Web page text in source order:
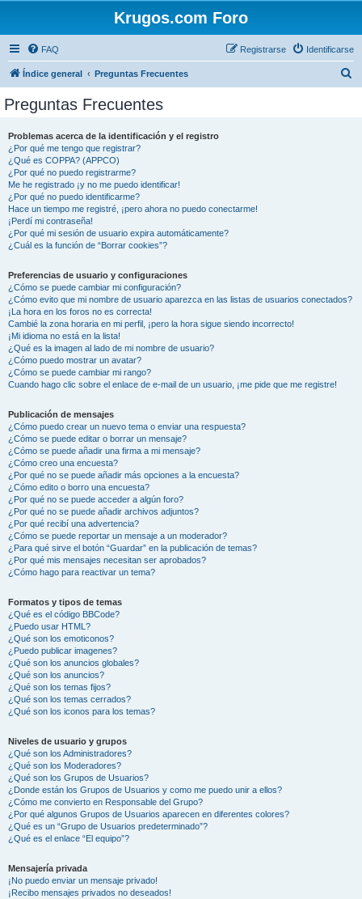
Krugos.com Foro
FAQ Identificarse
Registrarse
Índice general Preguntas Frecuentes
Preguntas Frecuentes
Problemas acerca de la identificación y el registro
¿Por qué me tengo que registrar?
¿Qué es COPPA? (APPCO)
¿Por qué no puedo registrarme?
Me he registrado ¡y no me puedo identificar!
¿Por qué no puedo identificarme?
Hace un tiempo me registré, ¡pero ahora no puedo conectarme!
¡Perdí mi contraseña!
¿Por qué mi sesión de usuario expira automáticamente?
¿Cuál es la función de “Borrar cookies”?
Preferencias de usuario y configuraciones
¿Cómo se puede cambiar mi configuración?
¿Cómo evito que mi nombre de usuario aparezca en las listas de usuarios conectados?
¡La hora en los foros no es correcta!
Cambié la zona horaria en mi perfil, ¡pero la hora sigue siendo incorrecto!
¡Mi idioma no está en la lista!
¿Qué es la imagen al lado de mi nombre de usuario?
¿Cómo puedo mostrar un avatar?
¿Cómo se puede cambiar mi rango?
Cuando hago clic sobre el enlace de e-mail de un usuario, ¡me pide que me registre!
Publicación de mensajes
¿Cómo puedo crear un nuevo tema o enviar una respuesta?
¿Cómo se puede editar o borrar un mensaje?
¿Cómo se puede añadir una firma a mi mensaje?
¿Cómo creo una encuesta?
¿Por qué no se puede añadir más opciones a la encuesta?
¿Cómo edito o borro una encuesta?
¿Por qué no se puede acceder a algún foro?
¿Por qué no se puede añadir archivos adjuntos?
¿Por qué recibí una advertencia?
¿Cómo se puede reportar un mensaje a un moderador?
¿Para qué sirve el botón “Guardar” en la publicación de temas?
¿Por qué mis mensajes necesitan ser aprobados?
¿Cómo hago para reactivar un tema?
Formatos y tipos de temas
¿Qué es el código BBCode?
¿Puedo usar HTML?
¿Qué son los emoticonos?
¿Puedo publicar imagenes?
¿Qué son los anuncios globales?
¿Qué son los anuncios?
¿Qué son los temas fijos?
¿Qué son los temas cerrados?
¿Qué son los iconos para los temas?
Niveles de usuario y grupos
¿Qué son los Administradores?
¿Qué son los Moderadores?
¿Qué son los Grupos de Usuarios?
¿Donde están los Grupos de Usuarios y como me puedo unir a ellos?
¿Cómo me convierto en Responsable del Grupo?
¿Por qué algunos Grupos de Usuarios aparecen en diferentes colores?
¿Qué es un “Grupo de Usuarios predeterminado”?
¿Qué es el enlace “El equipo”?
Mensajería privada
¡No puedo enviar un mensaje privado!
¡Recibo mensajes privados no deseados!